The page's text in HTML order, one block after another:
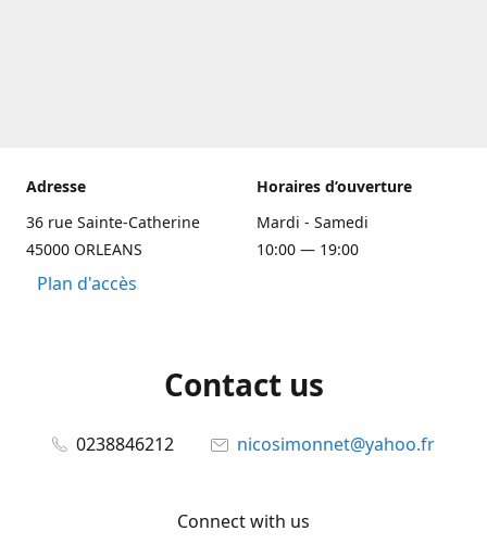
Adresse
36 rue Sainte-Catherine
45000 ORLEANS
Plan d'accès
Horaires d’ouverture
Mardi - Samedi
10:00 — 19:00
Contact us
0238846212 nicosimonnet@yahoo.fr
Connect with us